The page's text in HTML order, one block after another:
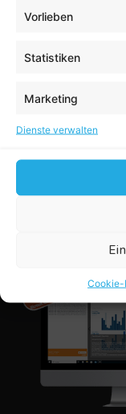
Vorlieben
Statistiken
Marketing
Dienste verwalten
Unser ausgelagertes
technische
Backups machen.
wertvolle Zeit für
IT-Personal.
Arbeite